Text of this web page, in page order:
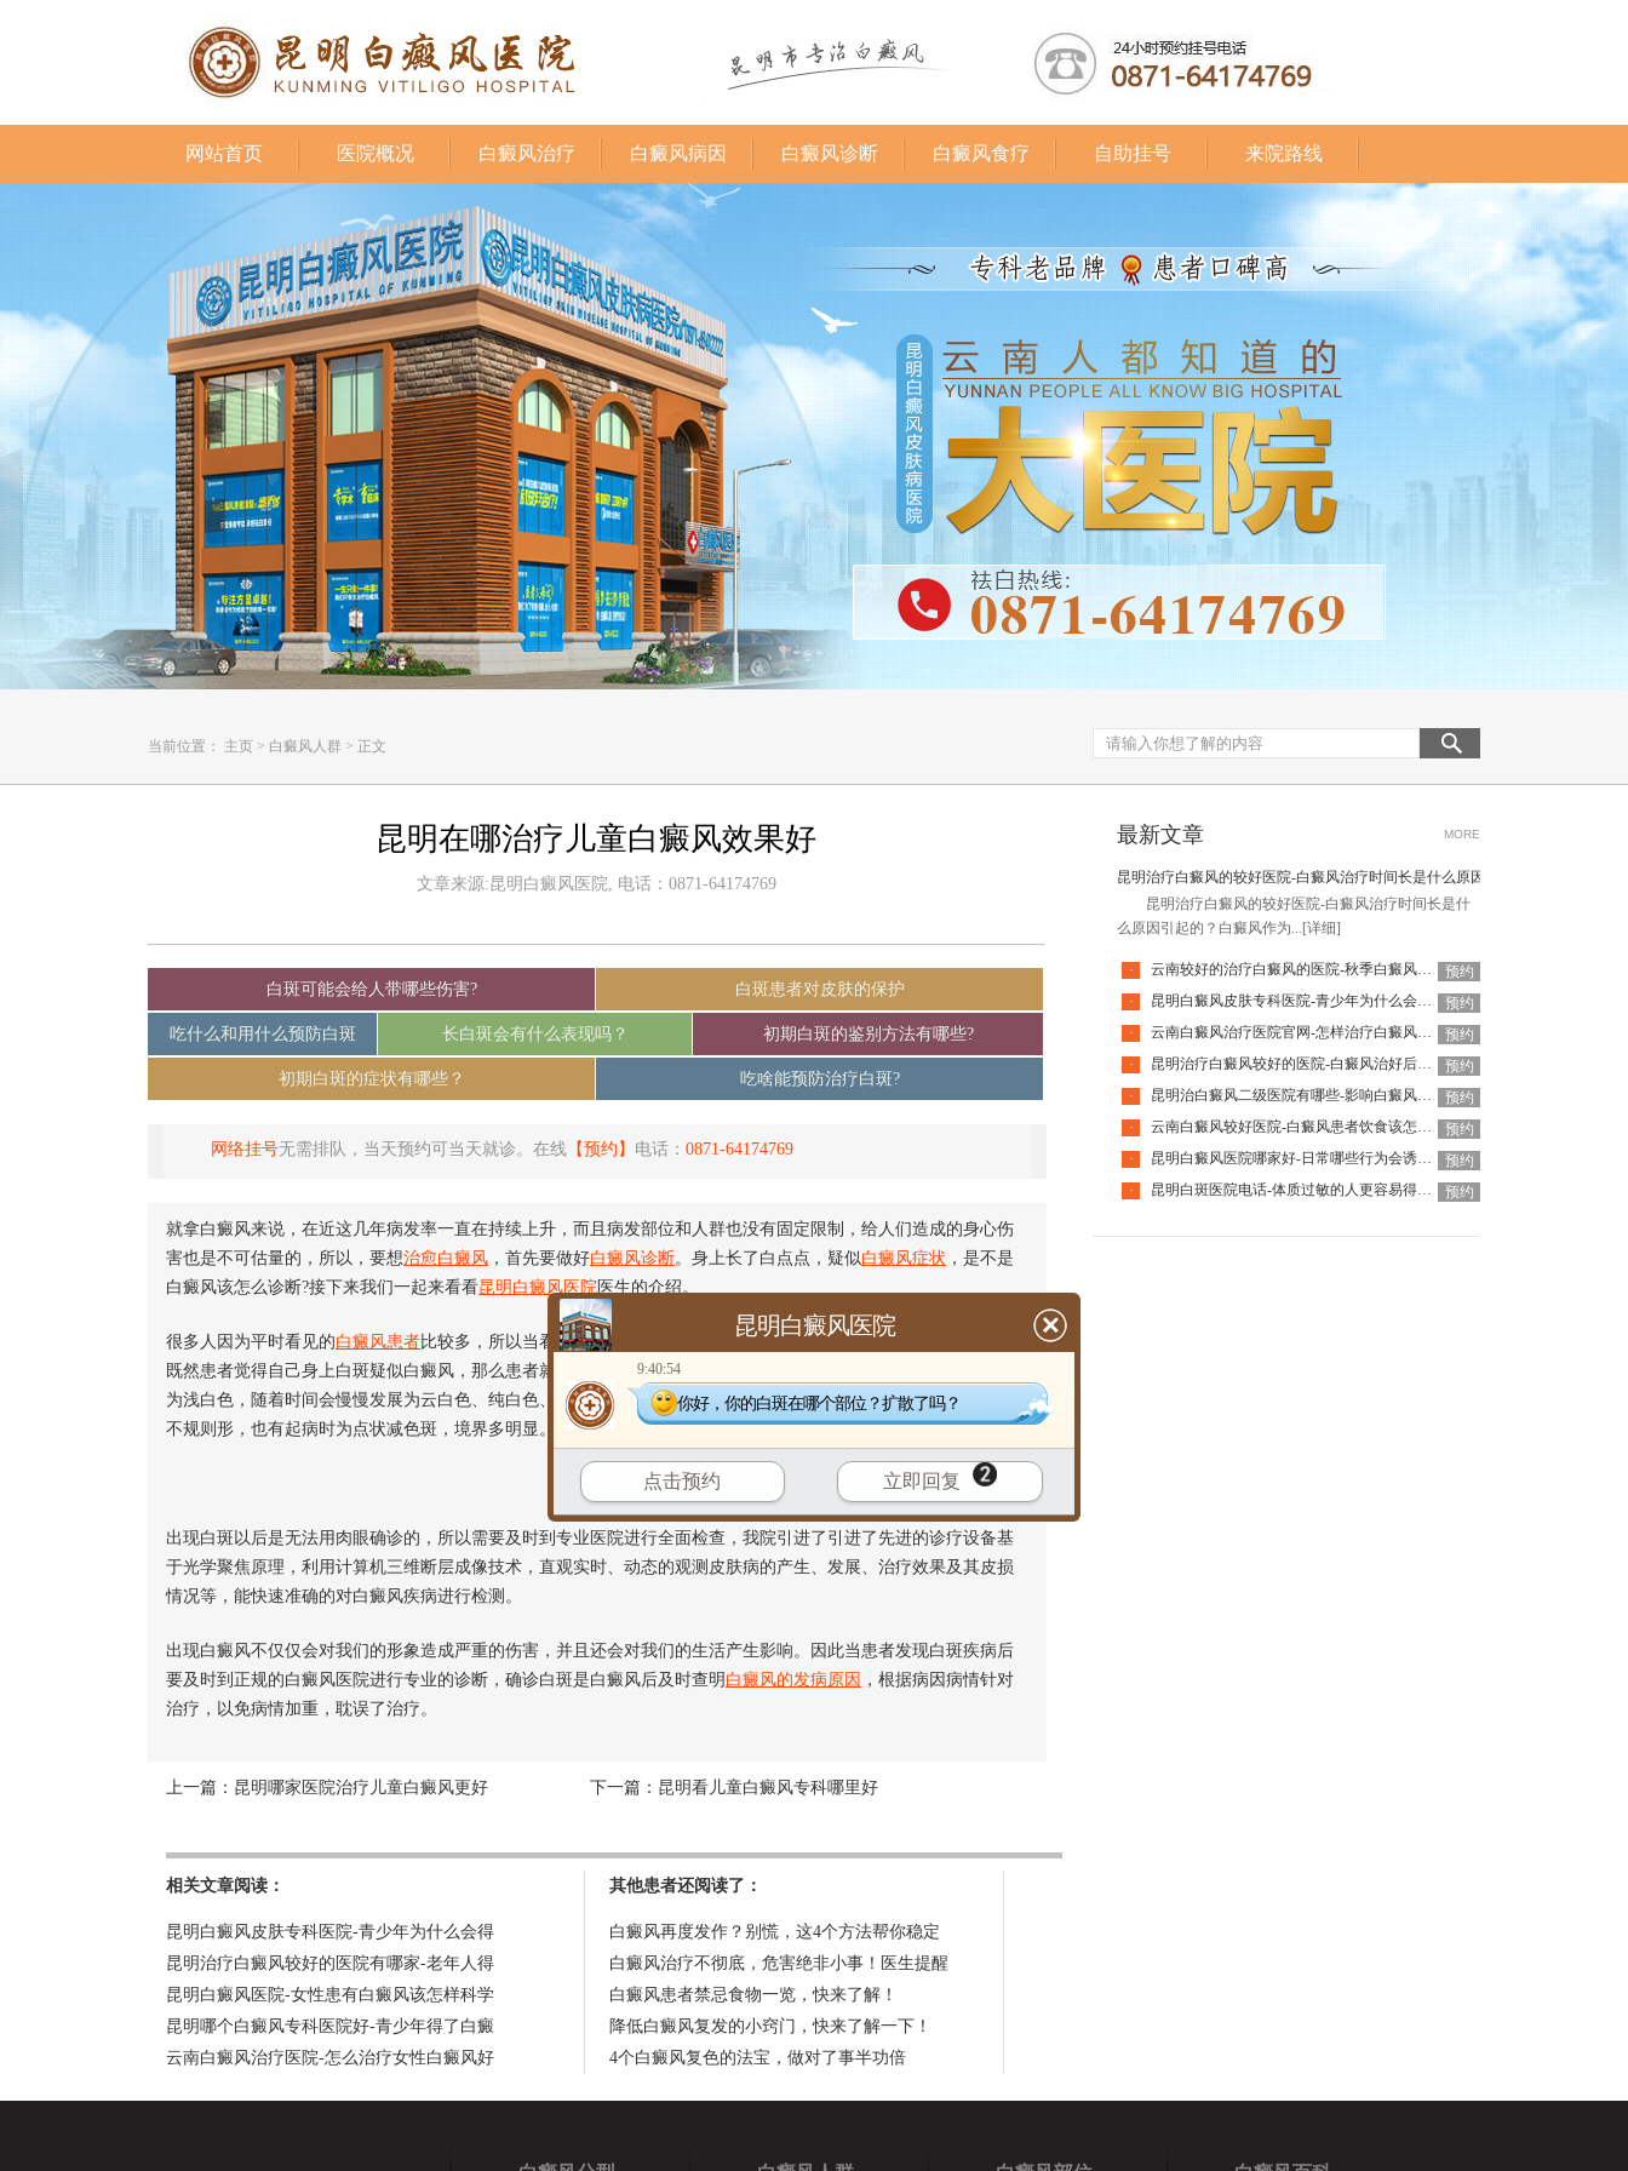
网站首页 医院概况 白癜风治疗 白癜风病因 白癜风诊断 白癜风食疗 自助挂号 来院路线
当前位置： 主页 > 白癜风人群 > 正文
昆明在哪治疗儿童白癜风效果好
文章来源:昆明白癜风医院, 电话：0871-64174769
白斑可能会给人带哪些伤害? 白斑患者对皮肤的保护
吃什么和用什么预防白斑 长白斑会有什么表现吗？ 初期白斑的鉴别方法有哪些?
初期白斑的症状有哪些？ 吃啥能预防治疗白斑?
网络挂号无需排队，当天预约可当天就诊。在线 【预约】 电话： 0871-64174769
就拿白癜风来说，在近这几年病发率一直在持续上升，而且病发部位和人群也没有固定限制，给人们造成的身心伤
害也是不可估量的，所以，要想治愈白癜风 ，首先要做好白癜风诊断。身上长了白点点，疑似白癜风症状 ，是不是
白癜风该怎么诊断?接下来我们一起来看看昆明白癜风医院 医生的介绍。
很多人因为平时看见的白癜风患者比较多，所以当看见自己身上有白斑出现时，就会怀疑身上白斑是不是白癜风。
既然患者觉得自己身上白斑疑似白癜风，那么患者就先看看自己身上白斑是否具备这些症状吧。白癜风初期白斑多
为浅白色，随着时间会慢慢发展为云白色、纯白色、瓷白色。而且白斑初期多为指甲至钱币大，近圆形、椭圆形或
不规则形，也有起病时为点状减色斑，境界多明显。
出现白斑以后是无法用肉眼确诊的，所以需要及时到专业医院进行全面检查，我院引进了引进了先进的诊疗设备基
于光学聚焦原理，利用计算机三维断层成像技术，直观实时、动态的观测皮肤病的产生、发展、治疗效果及其皮损
情况等，能快速准确的对白癜风疾病进行检测。
出现白癜风不仅仅会对我们的形象造成严重的伤害，并且还会对我们的生活产生影响。因此当患者发现白斑疾病后
要及时到正规的白癜风医院进行专业的诊断，确诊白斑是白癜风后及时查明 白癜风的发病原因 ，根据病因病情针对
治疗，以免病情加重，耽误了治疗。
上一篇： 昆明哪家医院治疗儿童白癜风更好 下一篇： 昆明看儿童白癜风专科哪里好
相关文章阅读：
昆明白癜风皮肤专科医院-青少年为什么会得
昆明治疗白癜风较好的医院有哪家-老年人得
昆明白癜风医院-女性患有白癜风该怎样科学
昆明哪个白癜风专科医院好-青少年得了白癜
云南白癜风治疗医院-怎么治疗女性白癜风好
其他患者还阅读了：
白癜风再度发作？别慌，这4个方法帮你稳定
白癜风治疗不彻底，危害绝非小事！医生提醒
白癜风患者禁忌食物一览，快来了解！
降低白癜风复发的小窍门，快来了解一下！
4个白癜风复色的法宝，做对了事半功倍
最新文章 MORE
昆明治疗白癜风的较好医院-白癜风治疗时间长是什么原因引起的
昆明治疗白癜风的较好医院-白癜风治疗时间长是什
么原因引起的？白癜风作为... [详细]
· 云南较好的治疗白癜风的医院-秋季白癜风该怎么护理
预约
·
昆明白癜风皮肤专科医院-青少年为什么会得白癜风呢
预约
·
云南白癜风治疗医院官网-怎样治疗白癜风才有效
预约
·
昆明治疗白癜风较好的医院-白癜风治好后还会复发吗
预约
·
昆明治白癜风二级医院有哪些-影响白癜风恢复的因素有哪些
预约
·
云南白癜风较好医院-白癜风患者饮食该怎么调整
预约
·
昆明白癜风医院哪家好-日常哪些行为会诱发白癜风呢
预约
·
昆明白斑医院电话-体质过敏的人更容易得白癜风吗 预约
昆明白癜风医院
9:40:54
你好，你的白斑在哪个部位？扩散了吗？
点击预约 立即回复